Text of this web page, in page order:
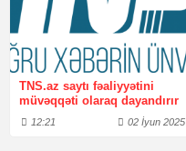
TNS.az saytı fəaliyyətini
müvəqqəti olaraq dayandırır
12:21 02 İyun 2025